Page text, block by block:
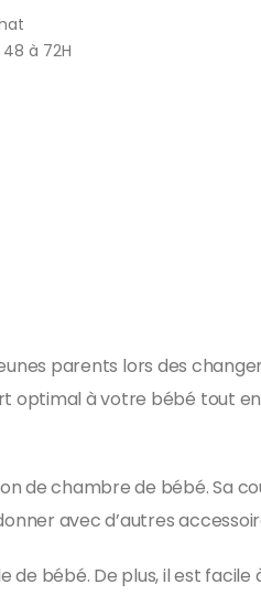
48 à 72H
parents lors des
optimal à votre bébé tout
de chambre de bébé. Sa
avec d’autres
bébé. De plus, il est facile